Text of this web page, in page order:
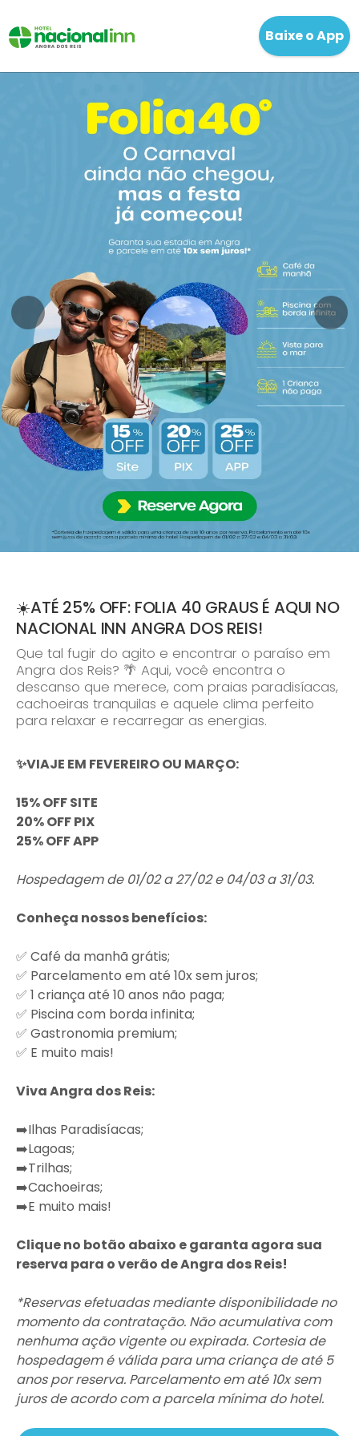
Baixe o App
☀️ATÉ 25% OFF: FOLIA 40 GRAUS É AQUI NO
NACIONAL INN ANGRA DOS REIS!
Que tal fugir do agito e encontrar o paraíso em
Angra dos Reis? 🌴 Aqui, você encontra o
descanso que merece, com praias paradisíacas,
cachoeiras tranquilas e aquele clima perfeito
para relaxar e recarregar as energias.
✨VIAJE EM FEVEREIRO OU MARÇO:
15% OFF SITE
20% OFF PIX
25% OFF APP
Hospedagem de 01/02 a 27/02 e 04/03 a 31/03.
Conheça nossos benefícios:
✅ Café da manhã grátis;
✅ Parcelamento em até 10x sem juros;
✅ 1 criança até 10 anos não paga;
✅ Piscina com borda infinita;
✅ Gastronomia premium;
✅ E muito mais!
Viva Angra dos Reis:
➡️Ilhas Paradisíacas;
➡️Lagoas;
➡️Trilhas;
➡️Cachoeiras;
➡️E muito mais!
Clique no botão abaixo e garanta agora sua
reserva para o verão de Angra dos Reis!
*Reservas efetuadas mediante disponibilidade no
momento da contratação. Não acumulativa com
nenhuma ação vigente ou expirada. Cortesia de
hospedagem é válida para uma criança de até 5
anos por reserva. Parcelamento em até 10x sem
juros de acordo com a parcela mínima do hotel.